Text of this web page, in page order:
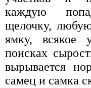
каждую
щелочку,
ямку, всякое
поисках
вырывается
самец и самка